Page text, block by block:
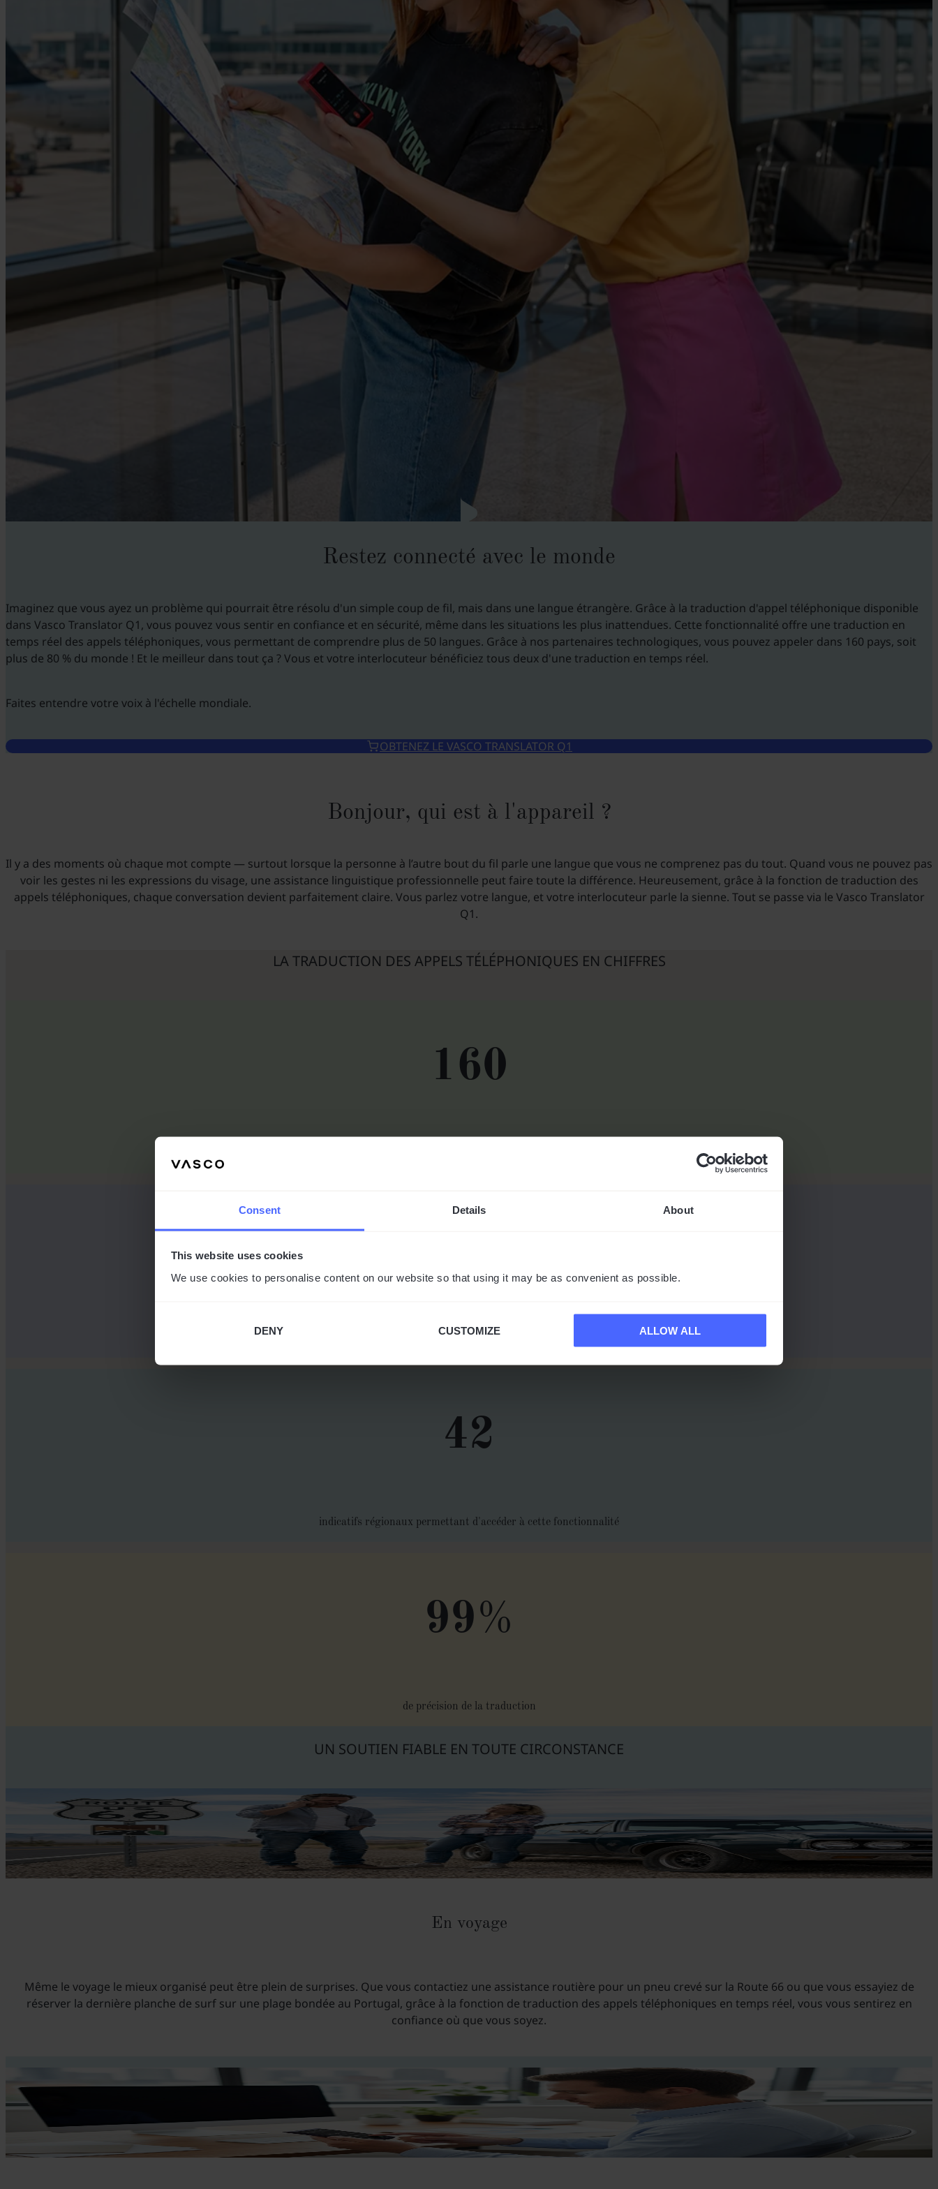
Consent Details About
This website uses cookies
We use cookies to personalise content on our website so that using it may be as convenient as possible.
DENY CUSTOMIZE ALLOW ALL
Restez connecté avec le monde
Imaginez que vous ayez un problème qui pourrait être résolu d'un simple coup de fil, mais dans une langue étrangère. Grâce à la traduction d'appel téléphonique disponible
dans Vasco Translator Q1, vous pouvez vous sentir en confiance et en sécurité, même dans les situations les plus inattendues. Cette fonctionnalité offre une traduction en
temps réel des appels téléphoniques, vous permettant de comprendre plus de 50 langues. Grâce à nos partenaires technologiques, vous pouvez appeler dans 160 pays, soit
plus de 80 % du monde ! Et le meilleur dans tout ça ? Vous et votre interlocuteur bénéficiez tous deux d'une traduction en temps réel.
Faites entendre votre voix à l'échelle mondiale.
OBTENEZ LE VASCO TRANSLATOR Q1
Bonjour, qui est à l'appareil ?
Il y a des moments où chaque mot compte — surtout lorsque la personne à l’autre bout du fil parle une langue que vous ne comprenez pas du tout. Quand vous ne pouvez pas
voir les gestes ni les expressions du visage, une assistance linguistique professionnelle peut faire toute la différence. Heureusement, grâce à la fonction de traduction des
appels téléphoniques, chaque conversation devient parfaitement claire. Vous parlez votre langue, et votre interlocuteur parle la sienne. Tout se passe via le Vasco Translator
Q1.
LA TRADUCTION DES APPELS TÉLÉPHONIQUES EN CHIFFRES
160
langues prises en charge par le traducteur téléphonique
42
indicatifs régionaux permettant d'accéder à cette fonctionnalité
99%
de précision de la traduction
UN SOUTIEN FIABLE EN TOUTE CIRCONSTANCE
En voyage
Même le voyage le mieux organisé peut être plein de surprises. Que vous contactiez une assistance routière pour un pneu crevé sur la Route 66 ou que vous essayiez de
réserver la dernière planche de surf sur une plage bondée au Portugal, grâce à la fonction de traduction des appels téléphoniques en temps réel, vous vous sentirez en
confiance où que vous soyez.